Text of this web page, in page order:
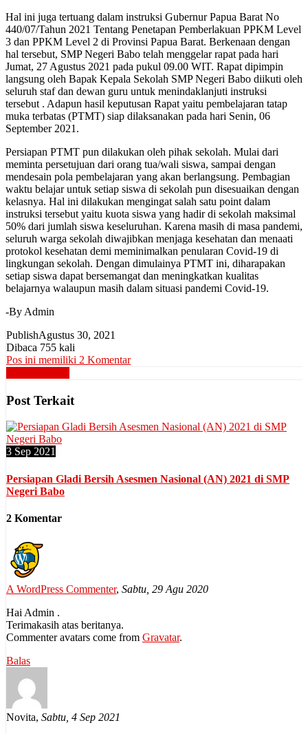
Hal ini juga tertuang dalam instruksi Gubernur Papua Barat No
440/07/Tahun 2021 Tentang Penetapan Pemberlakuan PPKM Level
3 dan PPKM Level 2 di Provinsi Papua Barat. Berkenaan dengan
hal tersebut, SMP Negeri Babo telah menggelar rapat pada hari
Jumat, 27 Agustus 2021 pada pukul 09.00 WIT. Rapat dipimpin
langsung oleh Bapak Kepala Sekolah SMP Negeri Babo diikuti oleh
seluruh staf dan dewan guru untuk menindaklanjuti instruksi
tersebut . Adapun hasil keputusan Rapat yaitu pembelajaran tatap
muka terbatas (PTMT) siap dilaksanakan pada hari Senin, 06
September 2021.
Persiapan PTMT pun dilakukan oleh pihak sekolah. Mulai dari
meminta persetujuan dari orang tua/wali siswa, sampai dengan
mendesain pola pembelajaran yang akan berlangsung. Pembagian
waktu belajar untuk setiap siswa di sekolah pun disesuaikan dengan
kelasnya. Hal ini dilakukan mengingat salah satu point dalam
instruksi tersebut yaitu kuota siswa yang hadir di sekolah maksimal
50% dari jumlah siswa keseluruhan. Karena masih di masa pandemi,
seluruh warga sekolah diwajibkan menjaga kesehatan dan menaati
protokol kesehatan demi meminimalkan penularan Covid-19 di
lingkungan sekolah. Dengan dimulainya PTMT ini, diharapakan
setiap siswa dapat bersemangat dan meningkatkan kualitas
belajarnya walaupun masih dalam situasi pandemi Covid-19.
-By Admin
PublishAgustus 30, 2021
Dibaca 755 kali
Pos ini memiliki 2 Komentar
Post Terkait
3 Sep 2021
Persiapan Gladi Bersih Asesmen Nasional (AN) 2021 di SMP
Negeri Babo
2 Komentar
A WordPress Commenter, Sabtu, 29 Agu 2020
Hai Admin .
Terimakasih atas beritanya.
Commenter avatars come from Gravatar.
Balas
Novita, Sabtu, 4 Sep 2021